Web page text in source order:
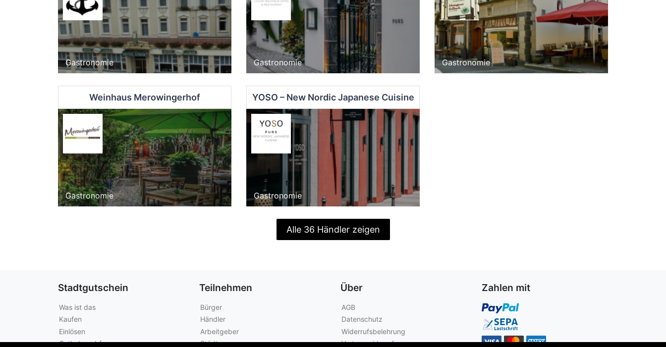
Gastronomie Gastronomie Gastronomie
Weinhaus Merowingerhof
Gastronomie
YOSO – New Nordic Japanese Cuisine
Gastronomie
Alle 36 Händler zeigen
Stadtgutschein
Was ist das
Kaufen
Einlösen
Guthabenabfrage
Teilnehmen
Bürger
Händler
Arbeitgeber
Städte
Über
AGB
Datenschutz
Widerrufsbelehrung
Vertrag widerrufen
Zahlen mit